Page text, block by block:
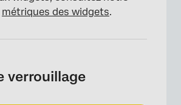
métriques des widgets.
verrouillage